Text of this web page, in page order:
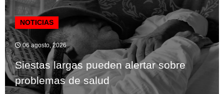
NOTICIAS
06 agosto, 2026
Siestas largas pueden alertar sobre
problemas de salud